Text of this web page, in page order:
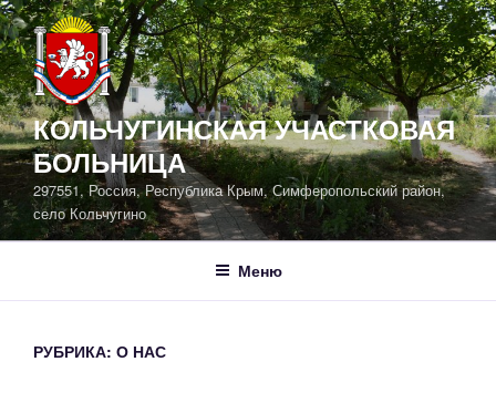
Перейти
к
содержимому
КОЛЬЧУГИНСКАЯ УЧАСТКОВАЯ
БОЛЬНИЦА
297551, Россия, Республика Крым, Симферопольский район,
село Кольчугино
Меню
РУБРИКА: О НАС